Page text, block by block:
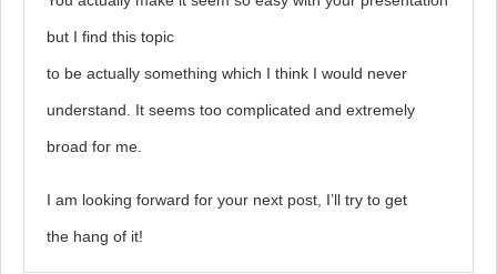
but I find this topic
to be actually something which I think I would never
understand. It seems too complicated and extremely
broad for me.
I am looking forward for your next post, I’ll try to get
the hang of it!